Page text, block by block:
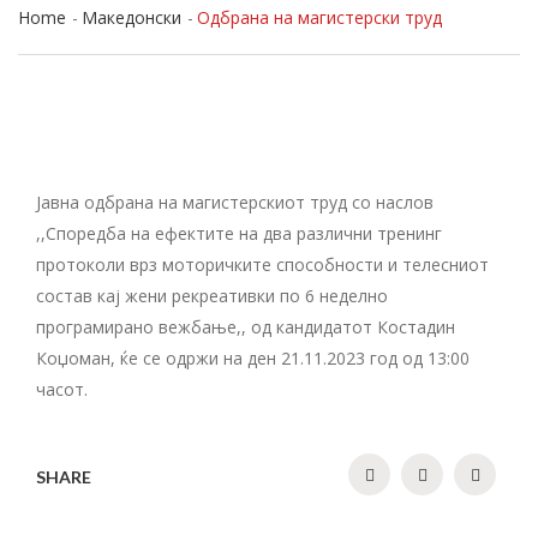
Home Македонски Одбрана на магистерски труд
Јавна одбрана на магистерскиот труд со наслов
,,Споредба на ефектите на два различни тренинг
протоколи врз моторичките способности и телесниот
состав кај жени рекреативки по 6 неделно
програмирано вежбање,, од кандидатот Костадин
Коџоман, ќе се одржи на ден 21.11.2023 год од 13:00
часот.
SHARE